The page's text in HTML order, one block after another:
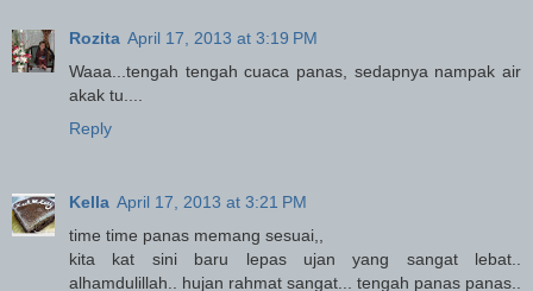
Rozita April 17, 2013 at 3:19 PM
Waaa...tengah tengah cuaca panas, sedapnya nampak air
akak tu....
Reply
Kella April 17, 2013 at 3:21 PM
time time panas memang sesuai,,
kita kat sini baru lepas ujan yang sangat lebat..
alhamdulillah.. hujan rahmat sangat... tengah panas panas..